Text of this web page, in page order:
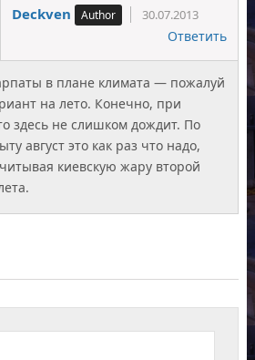
Deckven 30.07.2013
Ответить
в плане климата — пожалуй
на лето. Конечно, при
здесь не слишком дождит. По
август это как раз что надо,
киевскую жару второй